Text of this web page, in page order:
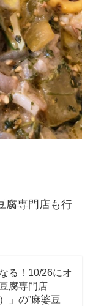
腐専門店も行
る！10/26にオ
腐専門店
」の”麻婆豆